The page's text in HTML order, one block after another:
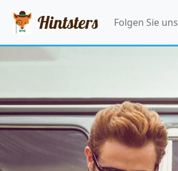
Hintsters Folgen Sie uns